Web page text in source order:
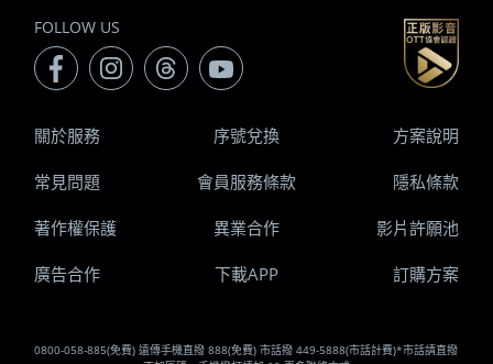
FOLLOW US
0800-058-885(免費) 遠傳手機直撥 888(免費) 市話撥 449-5888(市話計費)*市話請直撥
關於服務 序號兌換 方案說明
常見問題 會員服務條款 隱私條款
著作權保護 異業合作 影片許願池
廣告合作 下載APP 訂購方案